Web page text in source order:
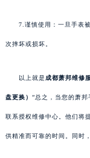
7.谨慎使用：一旦手表被
次摔坏或损坏。
以上就是 成都萧邦维修
盘更换） ”总之，当您的萧
联系授权维修中心。他们将
供精准而可靠的时间。同时